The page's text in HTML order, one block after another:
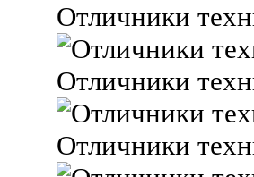
Отличники
Отличники
Отличники